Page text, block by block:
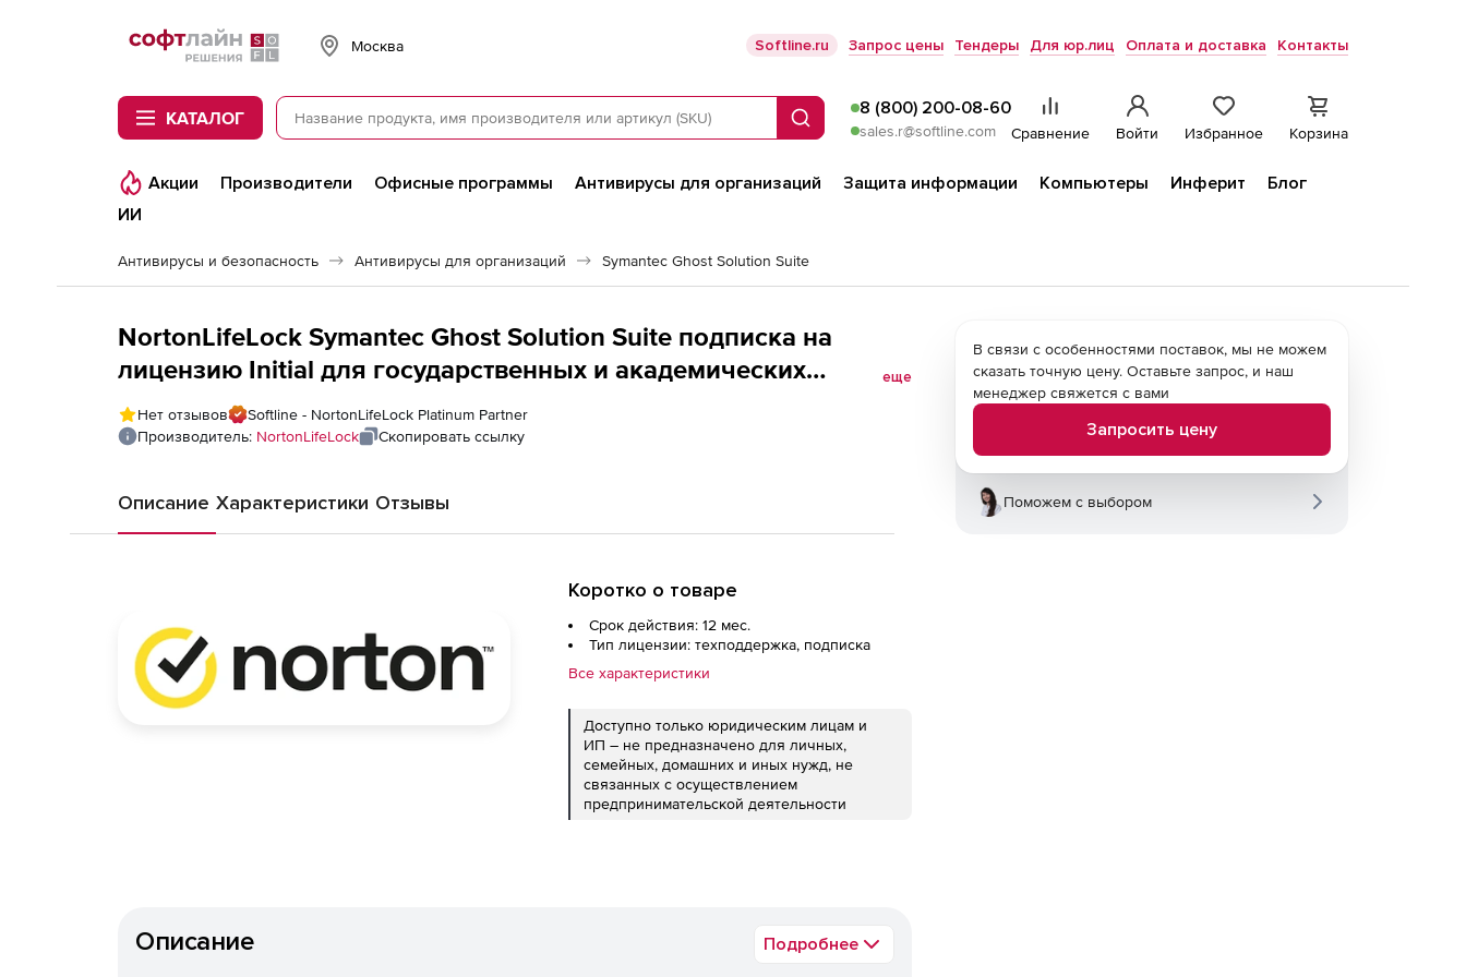
Softline
Москва Softline.ru Запрос цены Тендеры Для юр.лиц Оплата и доставка Контакты
КАТАЛОГ Поиск
8 (800) 200-08-60
sales.r@softline.com Сравнение Войти Избранное Корзина
Акции Производители Офисные программы Антивирусы для организаций Защита информации Компьютеры Инферит
Блог
ИИ
Антивирусы и безопасность Антивирусы для организаций Symantec Ghost Solution Suite
NortonLifeLock Symantec Ghost Solution Suite подписка на
лицензию Initial для государственных и академических
еще
Нет отзывов
Softline - NortonLifeLock Platinum Partner
Производитель: NortonLifeLock Скопировать ссылку
Описание Характеристики Отзывы
Коротко о товаре
Срок действия: 12 мес.
Тип лицензии: техподдержка, подписка
Все характеристики
Доступно только юридическим лицам и
ИП – не предназначено для личных,
семейных, домашних и иных нужд, не
связанных с осуществлением
предпринимательской деятельности
Описание Подробнее
В связи с особенностями поставок, мы не можем
сказать точную цену. Оставьте запрос, и наш
менеджер свяжется с вами
Запросить цену
Поможем с выбором